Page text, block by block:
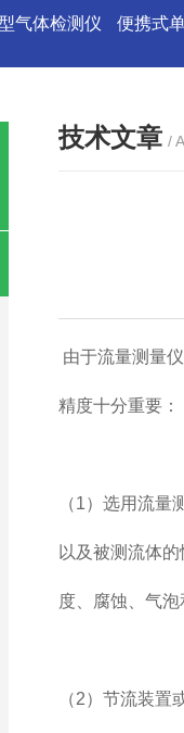
气体检测仪 便携式
技术文章 /
由于流量测量
精度十分重要：
（1）选用流
以及被测流体
度、腐蚀、气
（2）节流装